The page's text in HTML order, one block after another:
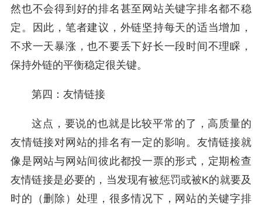
然也不会得到好的排名甚至网站关键字排名都不稳
定。因此，笔者建议，外链坚持每天的适当增加，
不求一天暴涨，也不要丢下好长一段时间不理睬，
保持外链的平衡稳定很关键。
第四：友情链接
这点，要说的也就是比较平常的了，高质量的
友情链接对网站的排名有一定的影响。友情链接就
像是网站与网站间彼此都投一票的形式，定期检查
友情链接是必要的，当发现有被惩罚或被K的就要及
时的（删除）处理，很多情况下，网站的关键字排